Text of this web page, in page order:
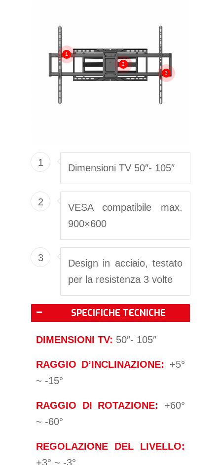
1
2
3
1 Dimensioni TV 50″- 105″
2
VESA compatibile max.
900×600
3
Design in acciaio, testato
per la resistenza 3 volte
SPECIFICHE TECNICHE
DIMENSIONI TV: 50″- 105″
RAGGIO D’INCLINAZIONE:
+5°
~ -15°
RAGGIO DI ROTAZIONE: +60°
~ -60°
REGOLAZIONE DEL LIVELLO:
+3° ~ -3°